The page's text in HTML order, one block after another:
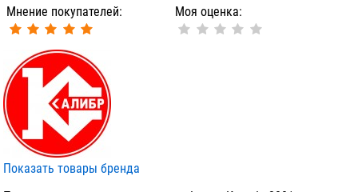
Мнение покупателей:
Моя оценка:
Показать товары бренда